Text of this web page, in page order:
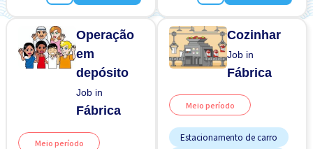
Sem CV
Sem experiência OK
Operação
em
depósito
Job in
Fábrica
Meio período
Cozinhar
Job in
Fábrica
Meio período
Estacionamento de carro